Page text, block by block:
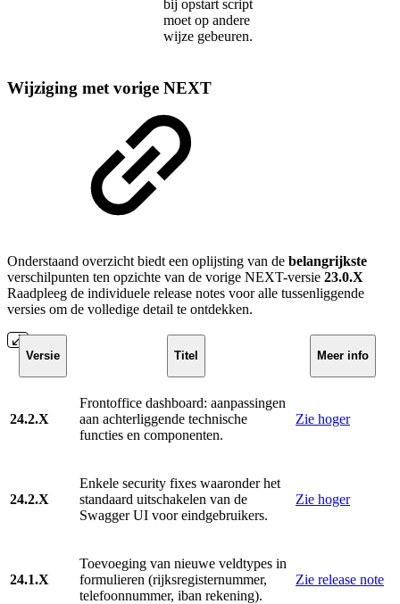
bij opstart script
moet op andere
wijze gebeuren.
Wijziging met vorige NEXT
Onderstaand overzicht biedt een oplijsting van de belangrijkste
verschilpunten ten opzichte van de vorige NEXT-versie 23.0.X
Raadpleeg de individuele release notes voor alle tussenliggende
versies om de volledige detail te ontdekken.
Versie Titel Meer info
24.2.X
Frontoffice dashboard: aanpassingen
aan achterliggende technische
functies en componenten.
Zie hoger
24.2.X
Enkele security fixes waaronder het
standaard uitschakelen van de
Swagger UI voor eindgebruikers.
Zie hoger
24.1.X
Toevoeging van nieuwe veldtypes in
formulieren (rijksregisternummer,
telefoonnummer, iban rekening).
Zie release note